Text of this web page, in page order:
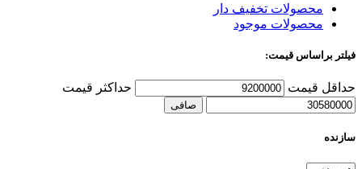
محصولات تخفیف دار
محصولات موجود
فیلتر براساس قیمت:
حداقل قیمت حداكثر قيمت
صافی
سازنده